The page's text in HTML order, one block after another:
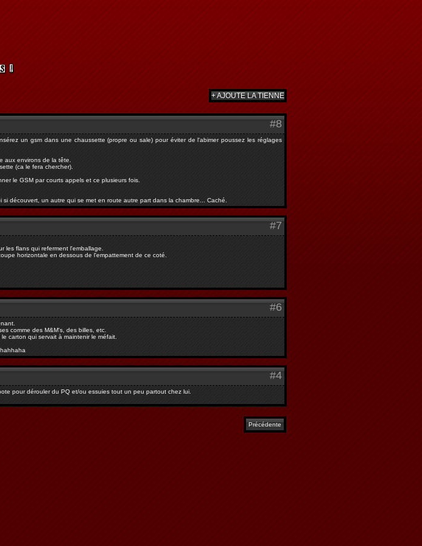
+ AJOUTE LA TIENNE
#8
un gsm dans une chaussette (propre ou sale) pour éviter de l'abimer poussez les réglages
aux environs de la tête.
(ca le fera chercher).
le GSM par courts appels et ce plusieurs fois.
découvert, un autre qui se met en route autre part dans la chambre... Caché.
#7
les flans qui referment l'emballage.
horizontale en dessous de l'empattement de ce coté.
#6
comme des M&M's, des billes, etc.
carton qui servait à maintenir le méfait.
#4
pour dérouler du PQ et/ou essuies tout un peu partout chez lui.
Précédente